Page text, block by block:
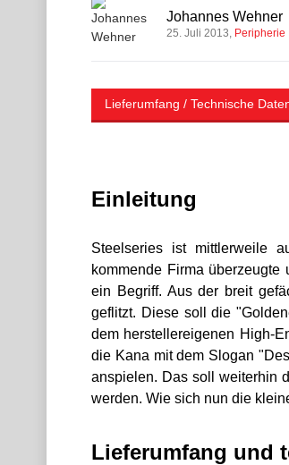
Johannes Wehner
25. Juli 2013 Peripherie
Lieferumfang / Technische
Einleitung
Steelseries ist mittlerweile
kommende Firma
ein Begriff. Aus der breit
geflitzt. Diese soll die
dem herstellereigenen High-
die Kana mit dem Slogan
anspielen. Das soll weiterhin
werden. Wie sich nun die
Lieferumfang und